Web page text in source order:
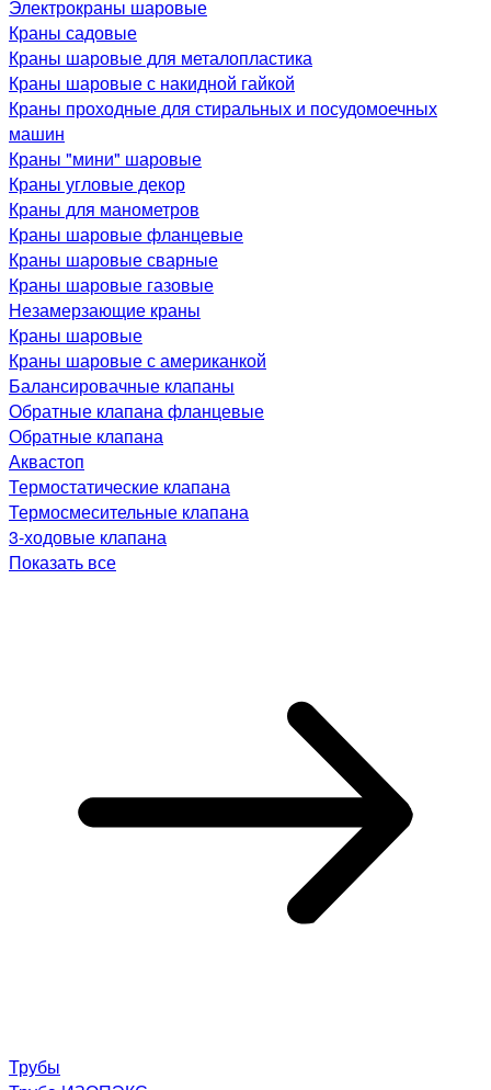
Электрокраны шаровые
Краны садовые
Краны шаровые для металопластика
Краны шаровые с накидной гайкой
Краны проходные для стиральных и посудомоечных
машин
Краны "мини" шаровые
Краны угловые декор
Краны для манометров
Краны шаровые фланцевые
Краны шаровые сварные
Краны шаровые газовые
Незамерзающие краны
Краны шаровые
Краны шаровые с американкой
Балансировачные клапаны
Обратные клапана фланцевые
Обратные клапана
Аквастоп
Термостатические клапана
Термосмесительные клапана
3-ходовые клапана
Показать все
Трубы